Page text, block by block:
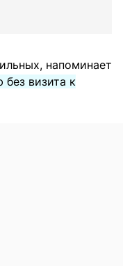
напоминает
без визита к